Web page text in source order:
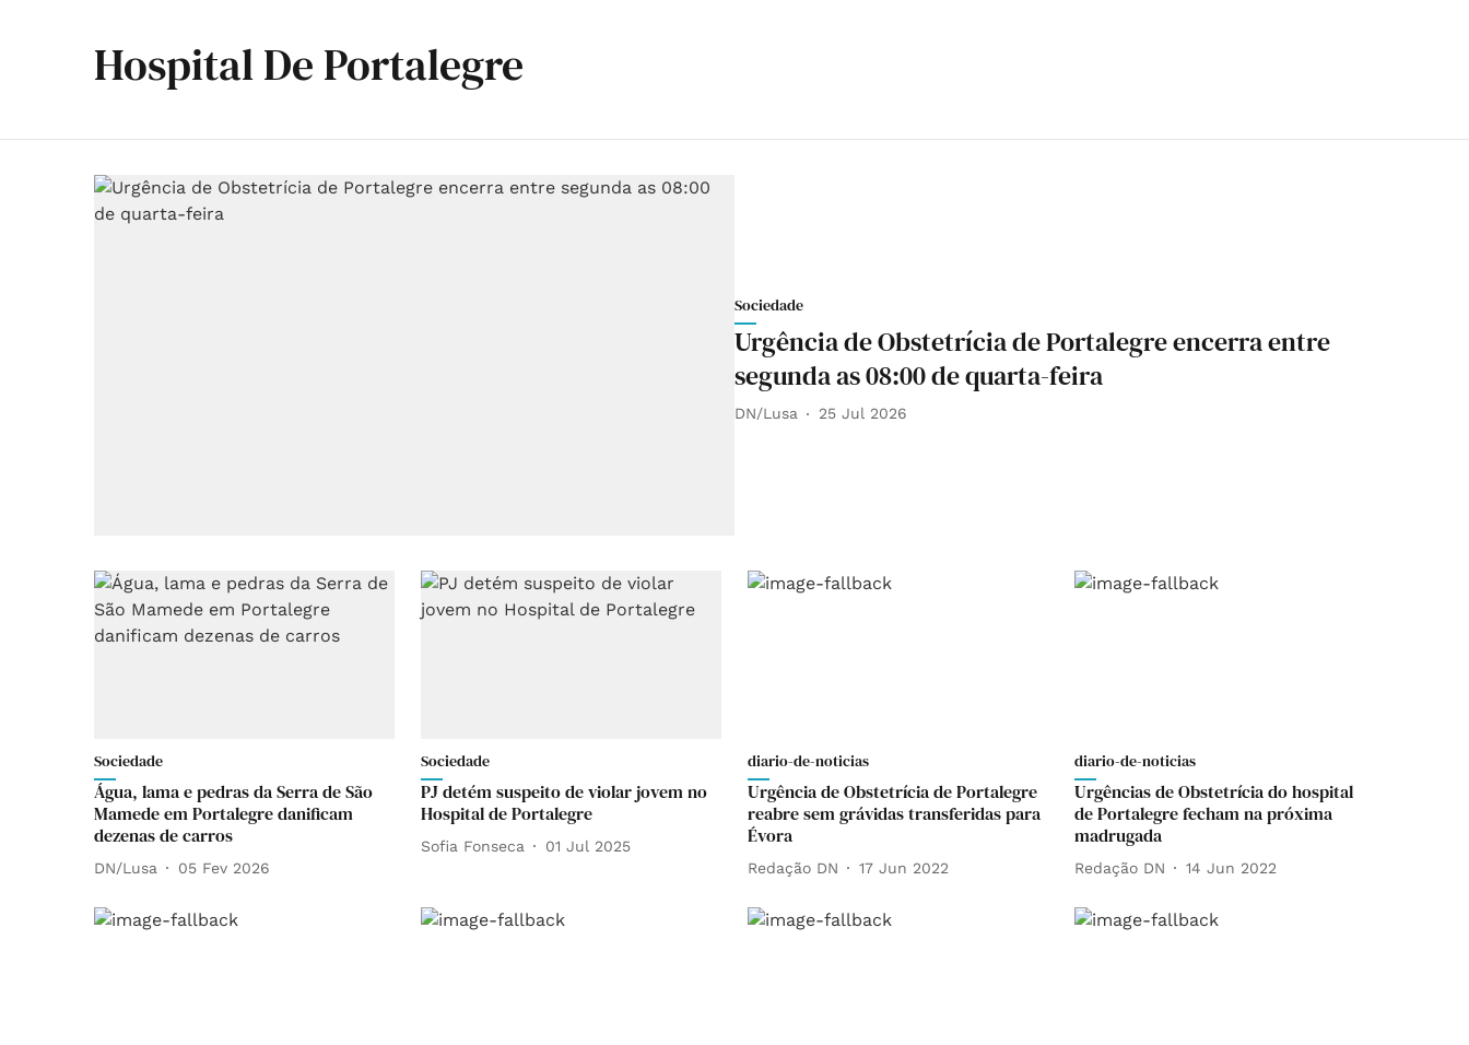
Hospital De Portalegre
Sociedade
Urgência de Obstetrícia de Portalegre encerra entre
segunda as 08:00 de quarta-feira
DN/Lusa 25 Jul 2026
Sociedade
Água, lama e pedras da Serra de São
Mamede em Portalegre danificam
dezenas de carros
DN/Lusa 05 Fev 2026
Sociedade
PJ detém suspeito de violar jovem no
Hospital de Portalegre
Sofia Fonseca 01 Jul 2025
diario-de-noticias
Urgência de Obstetrícia de Portalegre
reabre sem grávidas transferidas para
Évora
Redação DN 17 Jun 2022
diario-de-noticias
Urgências de Obstetrícia do hospital
de Portalegre fecham na próxima
madrugada
Redação DN 14 Jun 2022